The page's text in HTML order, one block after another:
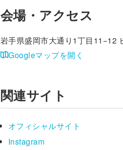
会場・アクセス
岩手県盛岡市大通り1丁目11−12
Googleマップを開く
関連サイト
オフィシャルサイト
Instagram